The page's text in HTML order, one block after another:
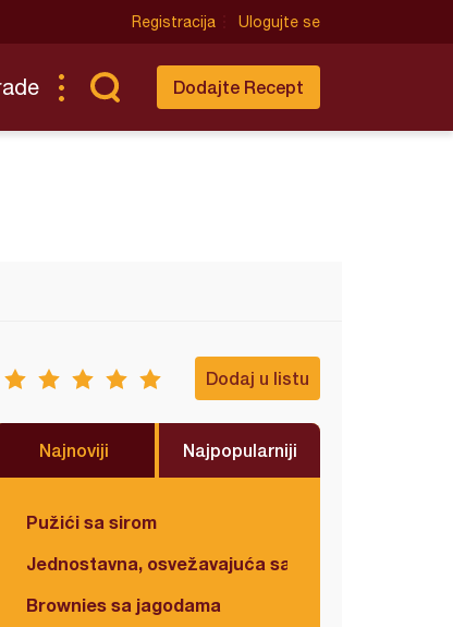
Registracija Ulogujte se
Dodajte Recept
Dodaj u listu
Najnoviji Najpopularniji
Pužići sa sirom
Jednostavna, osvežavajuća salata
Brownies sa jagodama